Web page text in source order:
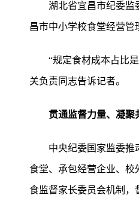
湖北省宜昌市纪委监
昌市中小学校食堂经营管
“规定食材成本占比
关负责同志告诉记者。
贯通监督力量、凝聚
中央纪委国家监委推
食堂、承包经营企业、校
食监督家长委员会机制，